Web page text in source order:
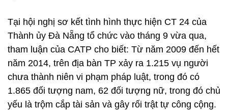
Tại hội nghị sơ kết tình hình thực hiện CT 24 của
Thành ủy Đà Nẵng tổ chức vào tháng 9 vừa qua,
tham luận của CATP cho biết: Từ năm 2009 đến hết
năm 2014, trên địa bàn TP xảy ra 1.215 vụ người
chưa thành niên vi phạm pháp luật, trong đó có
1.865 đối tượng nam, 62 đối tượng nữ, trong đó chủ
yếu là trộm cắp tài sản và gây rối trật tự công cộng.